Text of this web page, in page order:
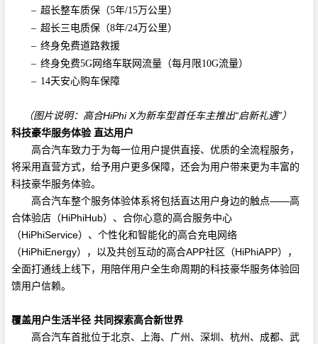
– 超长整车质保（5年/15万公里）
– 超长三电质保（8年/24万公里）
– 终身免费道路救援
– 终身免费5G网络车联网流量（每月限10G流量）
– 14天安心购车保障
（图片说明：高合HiPhi X为新车型首任车主推出“启新礼遇”）
科技豪华服务体验 直达用户
高合汽车致力于为每一位用户提供直接、优质的全流程服务，
将采用直营方式，给予用户更多保障，还会为用户带来更为丰富的
科技豪华服务体验。
高合汽车整个服务体验体系将包括直达用户身边的触点——高
合体验店（HiPhiHub）、合你心意的高合服务中心
（HiPhiService）、个性化和智能化的高合充电网络
（HiPhiEnergy），以及共创互动的高合APP社区（HiPhiAPP），
全面打通线上线下，用陪伴用户全生命周期的科技豪华服务体验回
馈用户信赖。
覆盖用户生活半径 共同探索高合新世界
高合汽车首批位于北京、上海、广州、深圳、杭州、成都、武